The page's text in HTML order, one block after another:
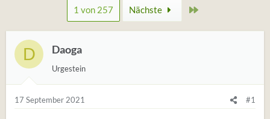
t
e
r
n
m
S
t
1 von 257 Nächste
D Daoga
Urgestein
17 September 2021 #1